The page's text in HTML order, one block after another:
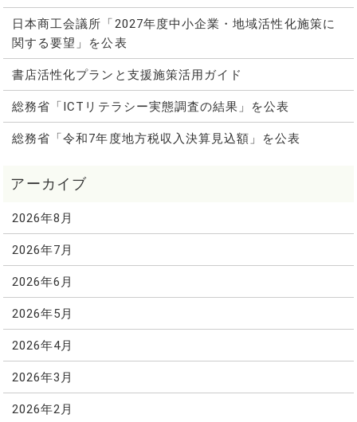
日本商工会議所「2027年度中小企業・地域活性化施策に
関する要望」を公表
書店活性化プランと支援施策活用ガイド
総務省「ICTリテラシー実態調査の結果」を公表
総務省「令和7年度地方税収入決算見込額」を公表
2026年8月
2026年7月
2026年6月
2026年5月
2026年4月
2026年3月
2026年2月